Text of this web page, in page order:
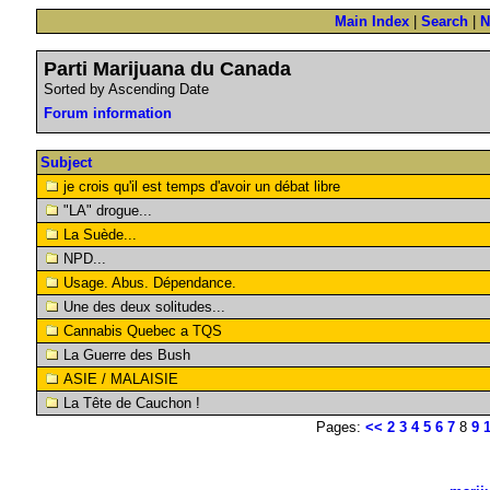
Main Index Search
Parti Marijuana du Canada
Sorted by Ascending Date
Forum information
Subject
je crois qu'il est temps d'avoir un débat libre
"LA" drogue...
La Suède...
NPD...
Usage. Abus. Dépendance.
Une des deux solitudes...
Cannabis Quebec a TQS
La Guerre des Bush
ASIE / MALAISIE
La Tête de Cauchon !
Pages: << 2 3 4 5 6 7 8 9